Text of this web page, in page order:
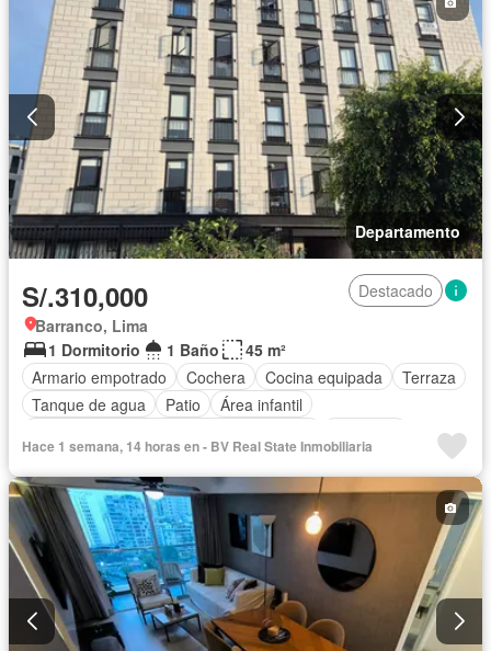
Departamento
S/.310,000
Destacado
Barranco, Lima
1 Dormitorio
1 Baño
45 m²
Armario empotrado
Cochera Cocina equipada
Terraza
Tanque de agua
Patio
Área infantil
Ascensor
Seguridad Sin amoblar
Hace 1 semana, 14 horas en - BV Real State Inmobiliaria